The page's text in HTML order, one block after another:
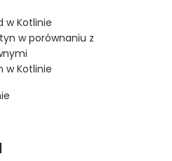
w Kotlinie
w porównaniu z
w Kotlinie